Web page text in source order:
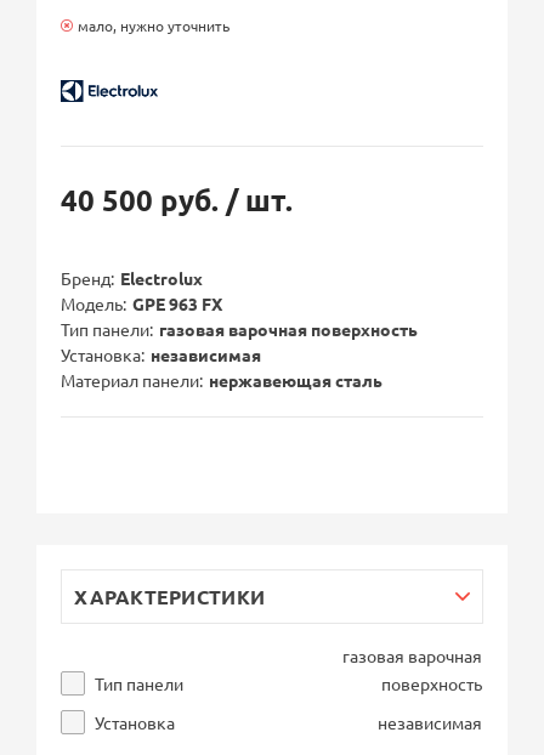
мало, нужно уточнить
40 500 руб. / шт.
Бренд Electrolux
Модель GPE 963 FX
Тип панели газовая варочная поверхность
Установка независимая
Материал панели нержавеющая сталь
ХАРАКТЕРИСТИКИ
Тип панели
газовая варочная
поверхность
Установка
независимая